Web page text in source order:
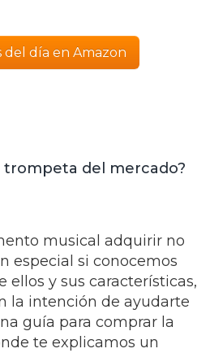
del día en Amazon
trompeta del mercado?
musical adquirir no
especial si conocemos
ellos y sus características,
la intención de ayudarte
guía para comprar la
te explicamos un